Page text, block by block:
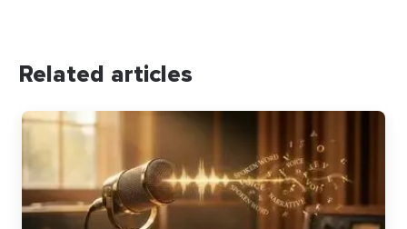
Related articles